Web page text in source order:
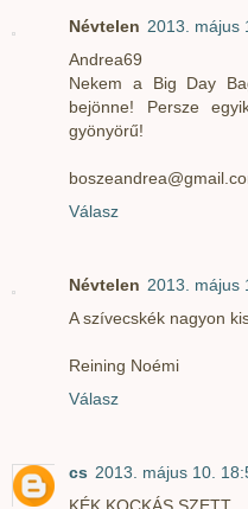
Névtelen 2013. május
Andrea69
Nekem a Big Day
bejönne! Persze
gyönyörű!
Válasz
Névtelen 2013. május
A szívecskék nagyon
Reining Noémi
Válasz
cs 2013. május 10.